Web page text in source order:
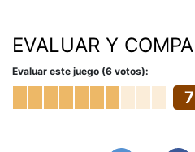
EVALUAR Y
Evaluar este juego (6 votos):
7